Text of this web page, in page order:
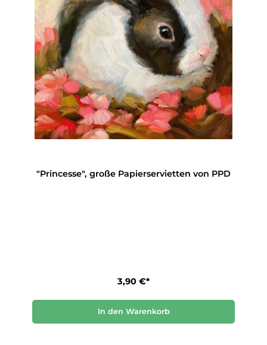
"Princesse", große Papierservietten von PPD
3,90 €*
In den Warenkorb